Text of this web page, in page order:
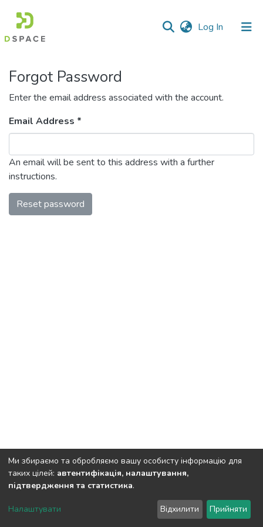
Log In (current)
&
Collections
All of DSpace
Forgot Password
Enter the email address associated with the account.
Email Address *
An email will be sent to this address with a further
instructions.
Reset password
DSpace software copyright © 2002-2026 LYRASIS
Send Feedback
Ми збираємо та обробляємо вашу особисту інформацію для
таких цілей: автентифікація, налаштування,
підтвердження та статистика.
Налаштувати Відхилити Прийняти